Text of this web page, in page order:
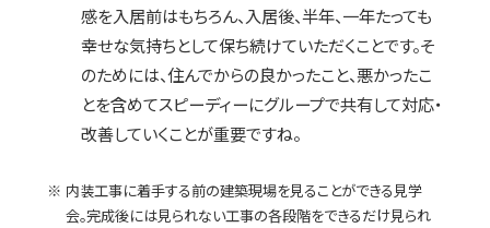
感を入居前はもちろん、入居後、半年、一年たっても
幸せな気持ちとして保ち続けていただくことです。そ
のためには、住んでからの良かったこと、悪かったこ
とを含めてスピーディーにグループで共有して対応・
改善していくことが重要ですね。
内装工事に着手する前の建築現場を見ることができる見学
会。完成後には見られない工事の各段階をできるだけ見られ